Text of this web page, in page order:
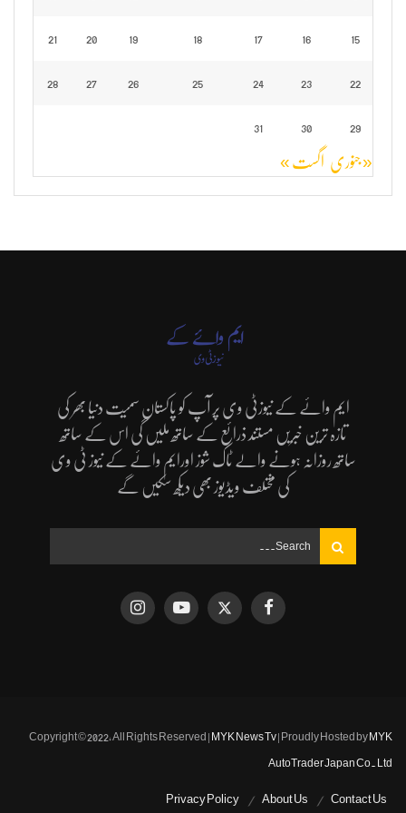
15
16
17
18
19
20
21
22
23
24
25
26
27
28
29
30
31
« جنوری اگست »
ایم وائے کے نیوزٹی وی پر آپ کو پاکستان سمیت دنیا بھر کی
تازہ ترین خبریں مستند ذرائع کے ساتھ ملیں گی اس کے ساتھ
ساتھ روزانہ ہونے والے ٹاک شوز اورایم وائے کے نیوز ٹی وی
کی مختلف ویڈیوز بھی دیکھ سکیں گے
Copyright © 2022, All Rights Reserved | MYK News Tv | Proudly Hosted by MYK
AutoTrader Japan Co. Ltd
Contact Us
About Us
Privacy Policy